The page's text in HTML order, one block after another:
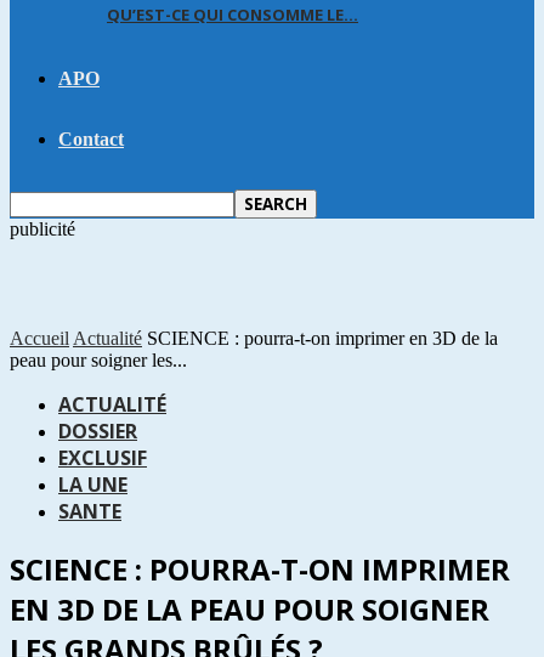
QU’EST-CE QUI CONSOMME LE…
APO
Contact
publicité
Accueil Actualité SCIENCE : pourra-t-on imprimer en 3D de la
peau pour soigner les...
ACTUALITÉ
DOSSIER
EXCLUSIF
LA UNE
SANTE
SCIENCE : POURRA-T-ON IMPRIMER
EN 3D DE LA PEAU POUR SOIGNER